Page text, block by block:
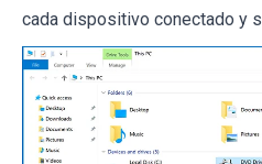
cada dispositivo conectado y